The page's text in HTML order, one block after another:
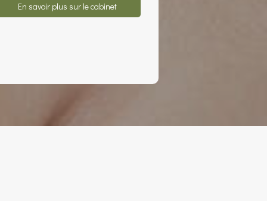
En savoir plus sur le cabinet